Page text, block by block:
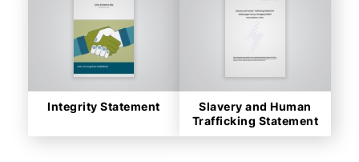
Integrity Statement
Slavery and Human
Trafficking Statement